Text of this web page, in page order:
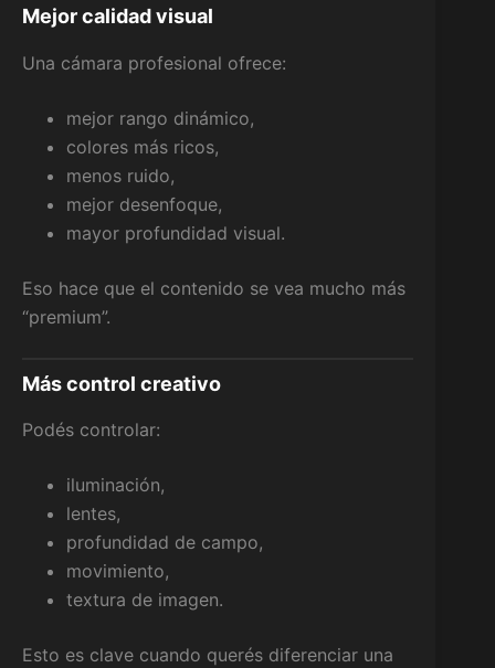
Mejor calidad visual
Una cámara profesional ofrece:
mejor rango dinámico,
colores más ricos,
menos ruido,
mejor desenfoque,
mayor profundidad visual.
Eso hace que el contenido se vea mucho más
“premium”.
Más control creativo
Podés controlar:
iluminación,
lentes,
profundidad de campo,
movimiento,
textura de imagen.
Esto es clave cuando querés diferenciar una